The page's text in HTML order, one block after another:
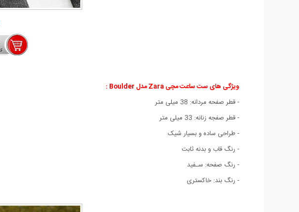
ویژگی های ست ساعت مچی Zara مدل Boulder :
- قطر صفحه مردانه: 38 میلی متر
- قطر صفجه زنانه: 33 میلی متر
- طراحی ساده و بسیار شیک
- رنگ قاب و بدنه ثابت
- رنگ صفحه: سـفید
- رنگ بند: خاکستری